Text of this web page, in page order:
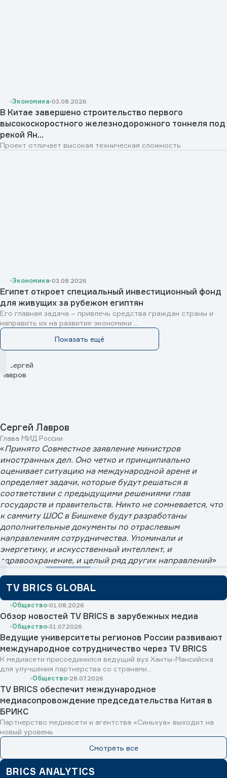
Экономика 03.08.2026
В Китае завершено строительство первого
высокоскоростного железнодорожного тоннеля под
рекой Ян...
Проект отличает высокая техническая сложность
Экономика 03.08.2026
Египет откроет специальный инвестиционный фонд
для живущих за рубежом египтян
Его главная задача – привлечь средства граждан страны и
направить их на развитие экономики ...
Показать ещё
Сергей Лавров
Глава МИД России
«Принято Совместное заявление министров
иностранных дел. Оно четко и принципиально
оценивает ситуацию на международной арене и
определяет задачи, которые будут решаться в
соответствии с предыдущими решениями глав
государств и правительств. Никто не сомневается, что
к саммиту ШОС в Бишкеке будут разработаны
дополнительные документы по отраслевым
направлениям сотрудничества. Упоминали и
энергетику, и искусственный интеллект, и
здравоохранение, и целый ряд других направлений»
TV BRICS GLOBAL
Общество 01.08.2026
Обзор новостей TV BRICS в зарубежных медиа
Общество 31.07.2026
Ведущие университеты регионов России развивают
международное сотрудничество через TV BRICS
К медиасети присоединился ведущий вуз Ханты-Мансийска
для улучшения партнерства со странами...
Общество 28.07.2026
TV BRICS обеспечит международное
медиасопровождение председательства Китая в
БРИКС
Партнерство медиасети и агентства «Синьхуа» выходит на
новый уровень
Смотреть все
BRICS ANALYTICS